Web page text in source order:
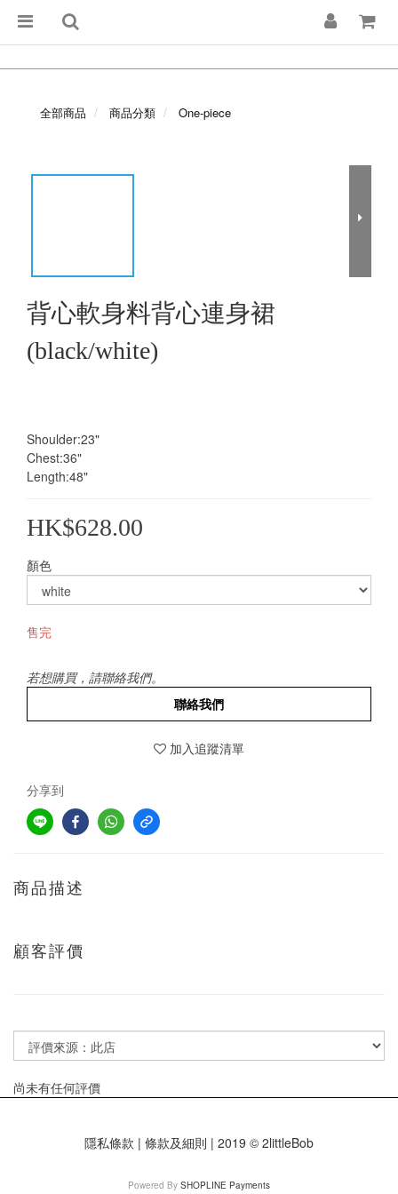
全部商品 商品分類 One-piece
背心軟身料背心連身裙
(black/white)
Shoulder:23"
Chest:36"
Length:48"
HK$628.00
顏色
售完
若想購買，請聯絡我們。
聯絡我們
加入追蹤清單
分享到
商品描述
顧客評價
尚未有任何評價
隱私條款 | 條款及細則 | 2019 © 2littleBob
Powered By SHOPLINE Payments